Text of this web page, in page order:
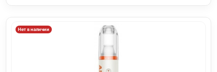
Нет в наличии